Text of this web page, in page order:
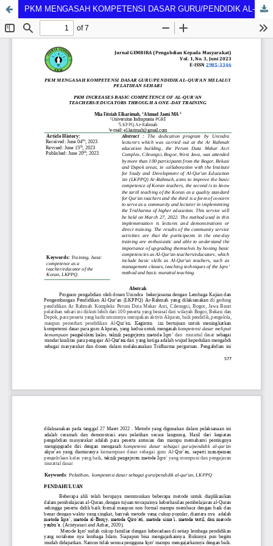
PKM MENGASAH KOMPETENSI DASAR GURU/PENDIDIK AL-QUR'AN MELALUI PELATIHAN SEHARI